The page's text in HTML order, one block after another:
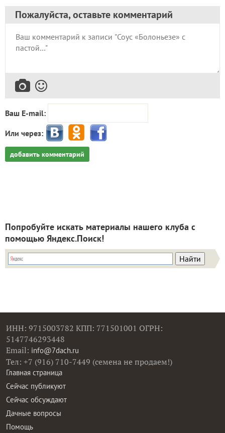
Пожалуйста, оставьте комментарий
Ваш E-mail:
Или через:
добавить комментарий
Попробуйте искать материалы нашего клуба с
помощью Яндекс.Поиск!
ИНН: 9715003782 КПП: 771501001 ОГРН:
5147746293448
Email: info@7dach.ru
Тел: +7 (916) 710-7449 (семена не продаем!)
Главная страница
Сейчас публикуют
Сейчас обсуждают
Дачные вопросы
Помощь